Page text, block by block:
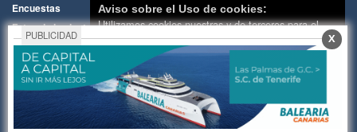
Encuestas
Cartas de los lectores
Fotos de los lectores
Galerías de imágenes
Temas de actualidad
Principios Editoriales
Nosotros
Contacto
Whatsapp
RADIO
PUBLICIDAD X
Aviso sobre el Uso de cookies:
Utilizamos cookies nuestras y de terceros para el
funcionamiento del digital. Puedes consultar la lista
de cookies y como desconectarlas.
Política de Privacidad y Cookies
Aceptar Cookies
Personalizar